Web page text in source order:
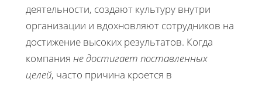
деятельности, создают культуру внутри
организации и вдохновляют сотрудников на
достижение высоких результатов. Когда
компания не достигает поставленных
целей, часто причина кроется в